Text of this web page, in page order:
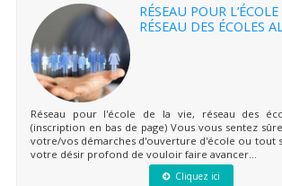
RÉSEAU POUR
RÉSEAU DES ÉCOLES
Réseau pour l'école de la vie, réseau des
(inscription en bas de page) Vous vous sentez
votre/vos démarches d'ouverture d'école ou tout
votre désir profond de vouloir faire avancer...
Cliquez ici